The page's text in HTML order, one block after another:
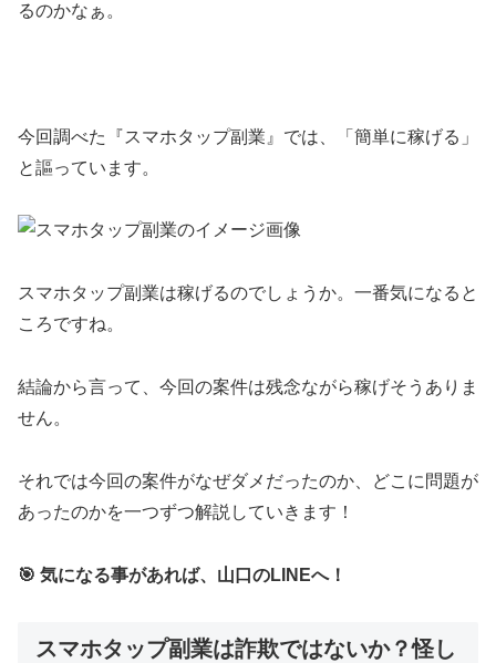
るのかなぁ。
今回調べた『スマホタップ副業』では、
「簡単に稼げる」
と謳っています。
スマホタップ副業は稼げるのでしょうか。一番気になると
ころですね。
結論から言って、 今回の案件は残念ながら稼げそうありま
せん。
それでは今回の案件がなぜダメだったのか、どこに問題が
あったのかを一つずつ解説していきます！
🎯 気になる事があれば、山口のLINEへ！
スマホタップ副業は詐欺ではないか？怪し